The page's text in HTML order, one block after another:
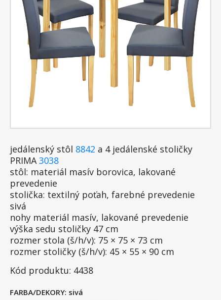
jedálenský stôl 8842 a 4 jedálenské stoličky
PRIMA3038
stôl: materiál masív borovica, lakované
prevedenie
stolička: textilný poťah, farebné prevedenie
sivá
nohy materiál masív, lakované prevedenie
výška sedu stoličky 47 cm
rozmer stola (š/h/v): 75 × 75 × 73 cm
rozmer stoličky (š/h/v): 45 × 55 × 90 cm
Kód produktu: 4438
FARBA/DEKORY: sivá